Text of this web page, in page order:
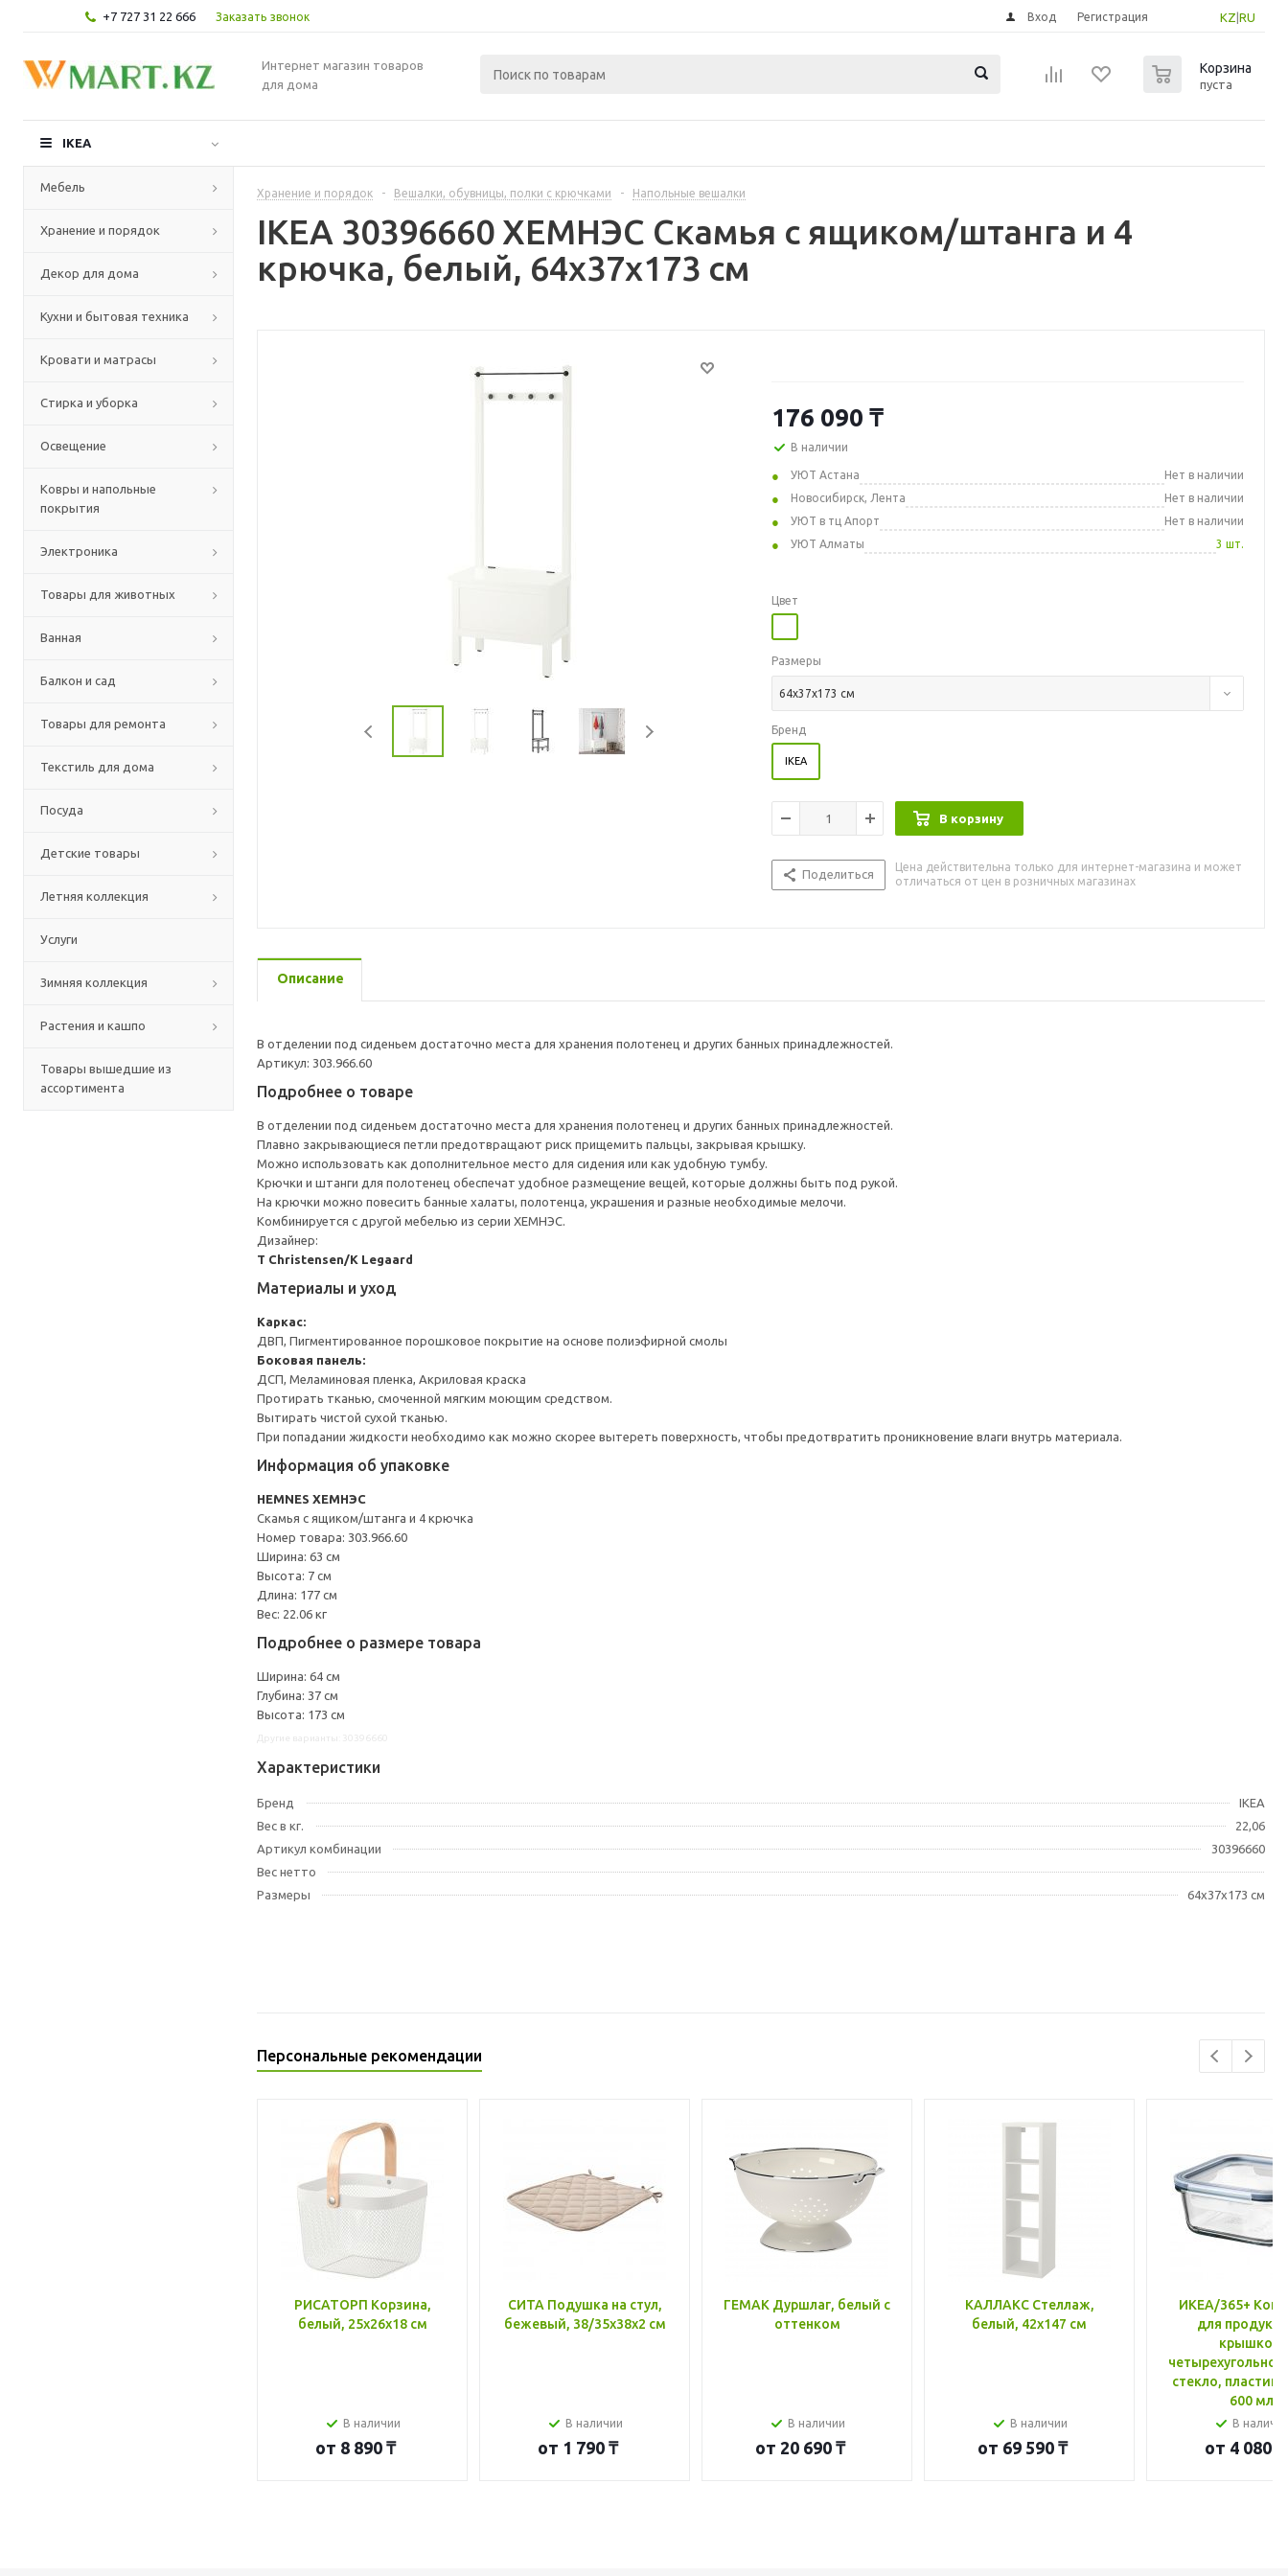
+7 727 31 22 666 Заказать звонок KZ RU
Вход Регистрация
Интернет магазин товаров
для дома
Корзина
пуста
IKEA
Мебель
Хранение и порядок
Декор для дома
Кухни и бытовая техника
Кровати и матрасы
Стирка и уборка
Освещение
Ковры и напольные
покрытия
Электроника
Товары для животных
Ванная
Балкон и сад
Товары для ремонта
Текстиль для дома
Посуда
Детские товары
Летняя коллекция
Услуги
Зимняя коллекция
Растения и кашпо
Товары вышедшие из
ассортимента
Хранение и порядок - Вешалки, обувницы, полки с крючками - Напольные вешалки
IKEA 30396660 ХЕМНЭС Скамья с ящиком/штанга и 4
крючка, белый, 64x37x173 см
176 090 ₸
В наличии
УЮТ Астана
Нет в наличии
Новосибирск, Лента
Нет в наличии
УЮТ в тц Апорт
Нет в наличии
УЮТ Алматы
3 шт.
Цвет
Размеры
64x37x173 см
Бренд
IKEA
В корзину
Поделиться
Цена действительна только для интернет-магазина и может
отличаться от цен в розничных магазинах
Описание
В отделении под сиденьем достаточно места для хранения полотенец и других банных принадлежностей.
Артикул: 303.966.60
Подробнее о товаре
В отделении под сиденьем достаточно места для хранения полотенец и других банных принадлежностей.
Плавно закрывающиеся петли предотвращают риск прищемить пальцы, закрывая крышку.
Можно использовать как дополнительное место для сидения или как удобную тумбу.
Крючки и штанги для полотенец обеспечат удобное размещение вещей, которые должны быть под рукой.
На крючки можно повесить банные халаты, полотенца, украшения и разные необходимые мелочи.
Комбинируется с другой мебелью из серии ХЕМНЭС.
Дизайнер:
T Christensen/K Legaard
Материалы и уход
Каркас:
ДВП, Пигментированное порошковое покрытие на основе полиэфирной смолы
Боковая панель:
ДСП, Меламиновая пленка, Акриловая краска
Протирать тканью, смоченной мягким моющим средством.
Вытирать чистой сухой тканью.
При попадании жидкости необходимо как можно скорее вытереть поверхность, чтобы предотвратить проникновение влаги внутрь материала.
Информация об упаковке
HEMNES ХЕМНЭС
Скамья с ящиком/штанга и 4 крючка
Номер товара: 303.966.60
Ширина: 63 см
Высота: 7 см
Длина: 177 см
Вес: 22.06 кг
Подробнее о размере товара
Ширина: 64 см
Глубина: 37 см
Высота: 173 см
Характеристики
Бренд
IKEA
Вес в кг.
22,06
Артикул комбинации
30396660
Вес нетто
Размеры
64x37x173 см
Персональные рекомендации
РИСАТОРП Корзина,
белый, 25x26x18 см
В наличии
от 8 890 ₸
СИТА Подушка на стул,
бежевый, 38/35x38x2 см
В наличии
от 1 790 ₸
ГЕМАК Дуршлаг, белый с
оттенком
В наличии
от 20 690 ₸
КАЛЛАКС Стеллаж,
белый, 42x147 см
В наличии
от 69 590 ₸
ИКЕА/365+
для
крышкой,
стекло, пластик
600 мл
В
от 4 080 ₸